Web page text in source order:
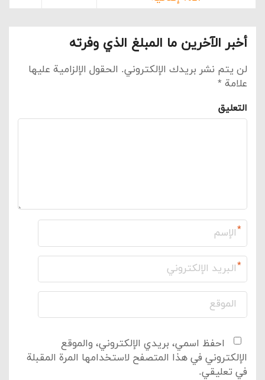
أخبر الآخرين ما المبلغ الذي وفرته
لن يتم نشر بريدك الإلكتروني. الحقول الإلزامية عليها
علامة *
التعليق
*
*
احفظ اسمي، بريدي الإلكتروني، والموقع
الإلكتروني في هذا المتصفح لاستخدامها المرة المقبلة
في تعليقي.